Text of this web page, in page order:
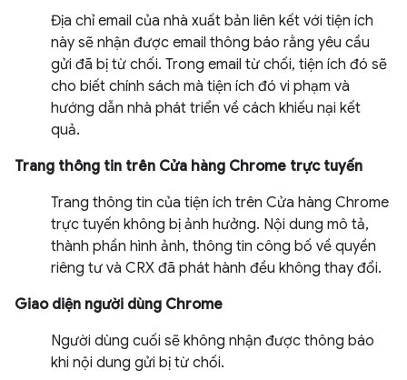
Địa chỉ email của nhà xuất bản liên kết với tiện ích
này sẽ nhận được email thông báo rằng yêu cầu
gửi đã bị từ chối. Trong email từ chối, tiện ích đó sẽ
cho biết chính sách mà tiện ích đó vi phạm và
hướng dẫn nhà phát triển về cách khiếu nại kết
quả.
Trang thông tin trên Cửa hàng Chrome trực tuyến
Trang thông tin của tiện ích trên Cửa hàng Chrome
trực tuyến không bị ảnh hưởng. Nội dung mô tả,
thành phần hình ảnh, thông tin công bố về quyền
riêng tư và CRX đã phát hành đều không thay đổi.
Giao diện người dùng Chrome
Người dùng cuối sẽ không nhận được thông báo
khi nội dung gửi bị từ chối.